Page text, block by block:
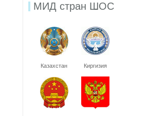
МИД стран ШОС
Казахстан Киргизия